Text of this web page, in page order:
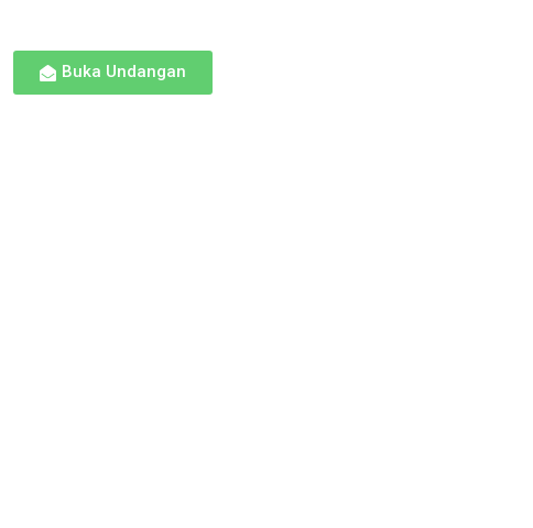
Buka Undangan